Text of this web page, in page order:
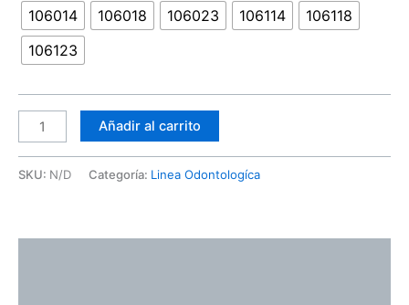
106014 106018 106023 106114
106118
106123
Añadir al carrito
SKU: N/D Categoría: Linea Odontologíca